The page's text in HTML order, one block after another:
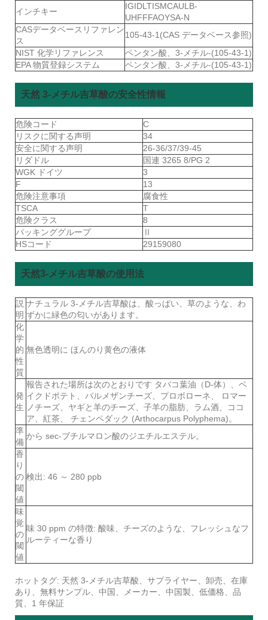
インチキー
IGIDLTISMCAULB-
UHFFFAOYSA-N
CASデータベースリファレン
ス
105-43-1(CAS データベース参照)
NIST 化学リファレンス
ペンタン酸、3-メチル-(105-43-1)
EPA 物質登録システム
ペンタン酸、3-メチル-(105-43-1)
天然 3-メチル吉草酸の安全性情報
危険コード
C
リスクに関する声明
34
安全に関する声明
26-36/37/39-45
リダドル
国連 3265 8/PG 2
WGK ドイツ
3
F
13
危険注意事項
腐食性
TSCA
T
危険クラス
8
パッキンググループ
Ⅱ
HSコード
29159080
天然3-メチル吉草酸の使用法
説
明
ナチュラル 3-メチル吉草酸は、酸っぱい、草のような、わ
ずかに緑色の匂いがあります。
化
学
的
性
質
無色透明に ほんのり黄色の液体
発
生
報告された場所は次のとおりです タバコ葉油（D-体）、ベ
イクドポテト、パルメザンチーズ、プロボローネ、 ロマー
ノチーズ、ヤギと羊のチーズ、子羊の脂肪、ラム酒、ココ
ア、紅茶、 チェンペダック (Arthocarpus Polyphema)。
準
備
から sec-ブチルマロン酸のジエチルエステル。
香
り
の
閾
値
検出: 46 ～ 280 ppb
味
覚
の
閾
値
味 30 ppm の特徴: 酸味、チーズのような、フレッシュなフ
ルーティーな香り
ホットタグ: 天然 3-メチル吉草酸、サプライヤー、卸売、在庫
あり、無料サンプル、中国、メーカー、中国製、低価格、品
質、1 年保証